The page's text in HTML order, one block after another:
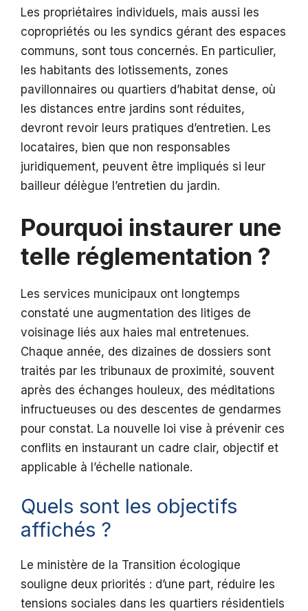
Les propriétaires individuels, mais aussi les
copropriétés ou les syndics gérant des espaces
communs, sont tous concernés. En particulier,
les habitants des lotissements, zones
pavillonnaires ou quartiers d’habitat dense, où
les distances entre jardins sont réduites,
devront revoir leurs pratiques d’entretien. Les
locataires, bien que non responsables
juridiquement, peuvent être impliqués si leur
bailleur délègue l’entretien du jardin.
Pourquoi instaurer une
telle réglementation ?
Les services municipaux ont longtemps
constaté une augmentation des litiges de
voisinage liés aux haies mal entretenues.
Chaque année, des dizaines de dossiers sont
traités par les tribunaux de proximité, souvent
après des échanges houleux, des méditations
infructueuses ou des descentes de gendarmes
pour constat. La nouvelle loi vise à prévenir ces
conflits en instaurant un cadre clair, objectif et
applicable à l’échelle nationale.
Quels sont les objectifs
affichés ?
Le ministère de la Transition écologique
souligne deux priorités : d’une part, réduire les
tensions sociales dans les quartiers résidentiels